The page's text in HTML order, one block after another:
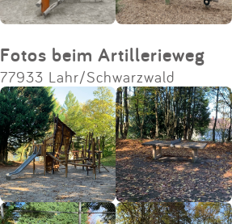
Anmelden
Fotos beim Artillerieweg
77933 Lahr/Schwarzwald